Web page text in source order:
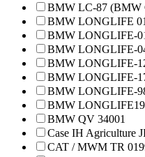
BMW LC-87 (BMW
BMW LONGLIFE
BMW LONGLIFE-
BMW LONGLIFE-
BMW LONGLIFE-
BMW LONGLIFE-
BMW LONGLIFE-
BMW
BMW QV 34001
Case IH Agriculture
CAT / MWM TR